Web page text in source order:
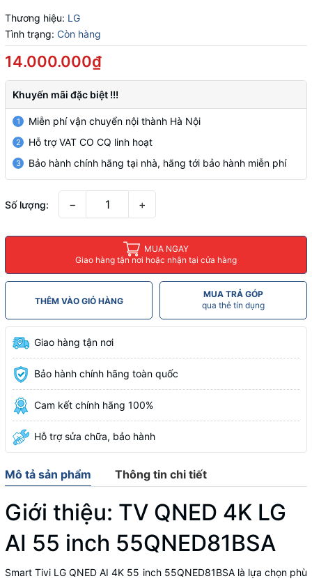
Thương hiệu: LG
Tình trạng: Còn hàng
14.000.000₫
Khuyến mãi đặc biệt !!!
1 Miễn phí vận chuyển nội thành Hà Nội
2 Hỗ trợ VAT CO CQ linh hoạt
3 Bảo hành chính hãng tại nhà, hãng tới bảo hành miễn phí
Số lượng: − +
MUA NGAY
Giao hàng tận nơi hoặc nhận tại cửa hàng
THÊM VÀO GIỎ HÀNG
MUA TRẢ GÓP
qua thẻ tín dụng
Giao hàng tận nơi
Bảo hành chính hãng toàn quốc
Cam kết chính hãng 100%
Hỗ trợ sửa chữa, bảo hành
Mô tả sản phẩm Thông tin chi tiết
Giới thiệu: TV QNED 4K LG
AI 55 inch 55QNED81BSA
Smart Tivi LG QNED AI 4K 55 inch 55QNED81BSA là lựa chọn phù